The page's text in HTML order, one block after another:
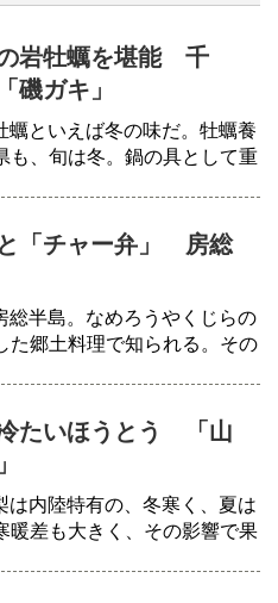
岩牡蠣を堪能 千
磯ガキ」
蠣といえば冬の味だ。牡蠣養
も、旬は冬。鍋の具として重
と「チャー弁」 房総
総半島。なめろうやくじらの
た郷土料理で知られる。その
たいほうとう 「山
は内陸特有の、冬寒く、夏は
暖差も大きく、その影響で果